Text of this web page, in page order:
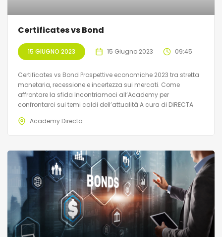
Certificates vs Bond
15 GIUGNO 2023 15 Giugno 2023 09:45
Certificates vs Bond Prospettive economiche 2023 tra stretta
monetaria, recessione e incertezza sui mercati. Come
affrontare la sfida Incontriamoci all’Academy per
confrontarci sui temi caldi dell’attualità A cura di DIRECTA
Academy Directa